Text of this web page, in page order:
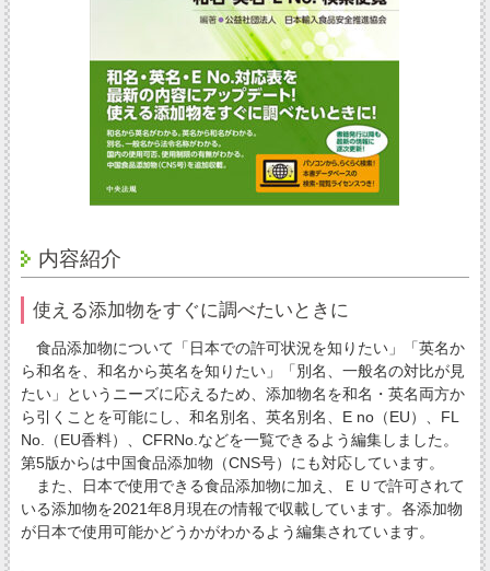
内容紹介
使える添加物をすぐに調べたいときに
食品添加物について「日本での許可状況を知りたい」「英名か
ら和名を、和名から英名を知りたい」「別名、一般名の対比が見
たい」というニーズに応えるため、添加物名を和名・英名両方か
ら引くことを可能にし、和名別名、英名別名、E no（EU）、FL
No.（EU香料）、CFRNo.などを一覧できるよう編集しました。
第5版からは中国食品添加物（CNS号）にも対応しています。
また、日本で使用できる食品添加物に加え、ＥＵで許可されて
いる添加物を2021年8月現在の情報で収載しています。各添加物
が日本で使用可能かどうかがわかるよう編集されています。